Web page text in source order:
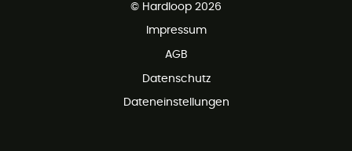
© Hardloop 2026
Impressum
AGB
Datenschutz
Dateneinstellungen